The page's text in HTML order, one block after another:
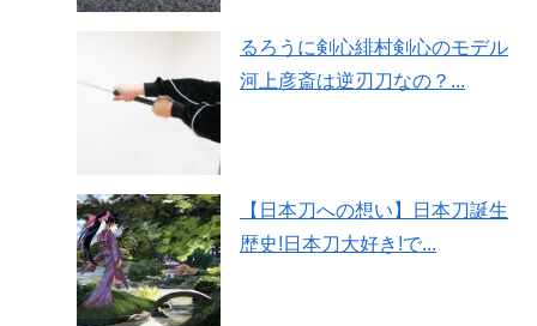
るろうに剣心緋村剣心のモデル
河上彦斎は逆刃刀なの？...
【日本刀への想い】日本刀誕生
歴史!日本刀大好き!で...